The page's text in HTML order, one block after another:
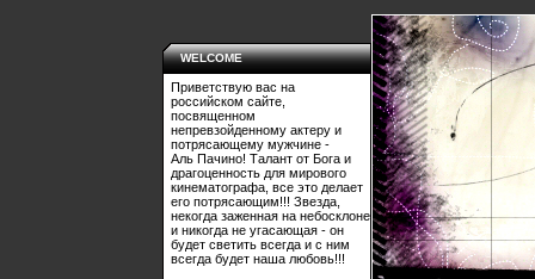
WELCOME
Приветствую вас на
российском сайте,
посвященном
непревзойденному актеру и
потрясающему мужчине -
Аль Пачино! Талант от Бога и
драгоценность для мирового
кинематографа, все это делает
его потрясающим!!! Звезда,
некогда заженная на небосклоне
и никогда не угасающая - он
будет светить всегда и с ним
всегда будет наша любовь!!!